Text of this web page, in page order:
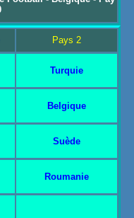
Pays 2
Turquie
Belgique
Suède
Roumanie